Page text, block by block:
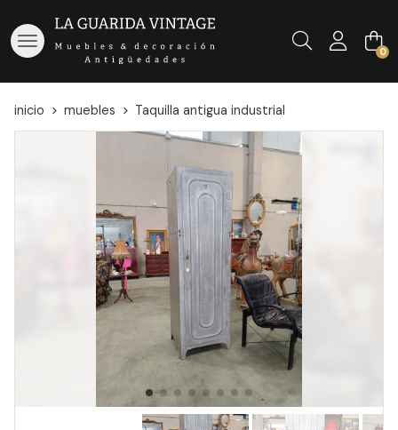
Buscar 0
inicio muebles Taquilla antigua industrial